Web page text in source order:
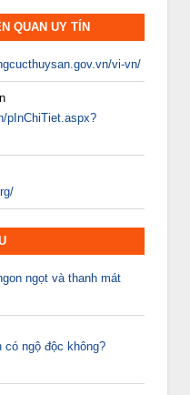
QUAN UY TÍN
vi-vn/
pInChiTiet.aspx?
ngọt và thanh mát
ngộ độc không?